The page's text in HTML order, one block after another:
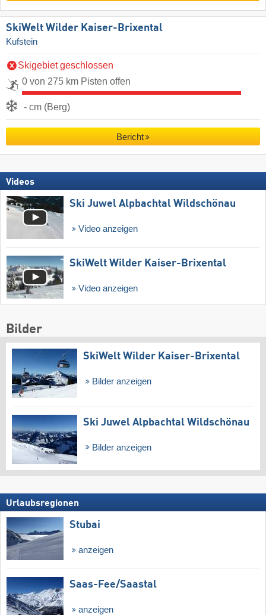
SkiWelt Wilder Kaiser-Brixental
Kufstein
Skigebiet geschlossen
0 von 275 km Pisten offen
- cm (Berg)
Bericht
Videos
Ski Juwel Alpbachtal Wildschönau
Video anzeigen
SkiWelt Wilder Kaiser-Brixental
Video anzeigen
Bilder
SkiWelt Wilder Kaiser-Brixental
Bilder anzeigen
Ski Juwel Alpbachtal Wildschönau
Bilder anzeigen
Urlaubsregionen
Stubai
anzeigen
Saas-Fee/​Saastal
anzeigen